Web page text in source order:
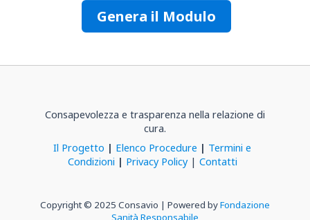
Genera il Modulo
Consapevolezza e trasparenza nella relazione di
cura.
Il Progetto | Elenco Procedure | Termini e
Condizioni | Privacy Policy| Contatti
Copyright © 2025 Consavio | Powered byFondazione
Sanità Responsabile